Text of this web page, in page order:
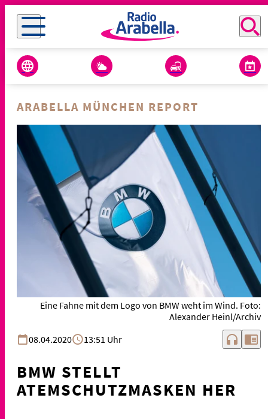
ARABELLA MÜNCHEN REPORT
Eine Fahne mit dem Logo von BMW weht im Wind. Foto:
Alexander Heinl/Archiv
08.04.2020
13:51 Uhr headphones chrome_reader_mode
BMW STELLT
ATEMSCHUTZMASKEN HER